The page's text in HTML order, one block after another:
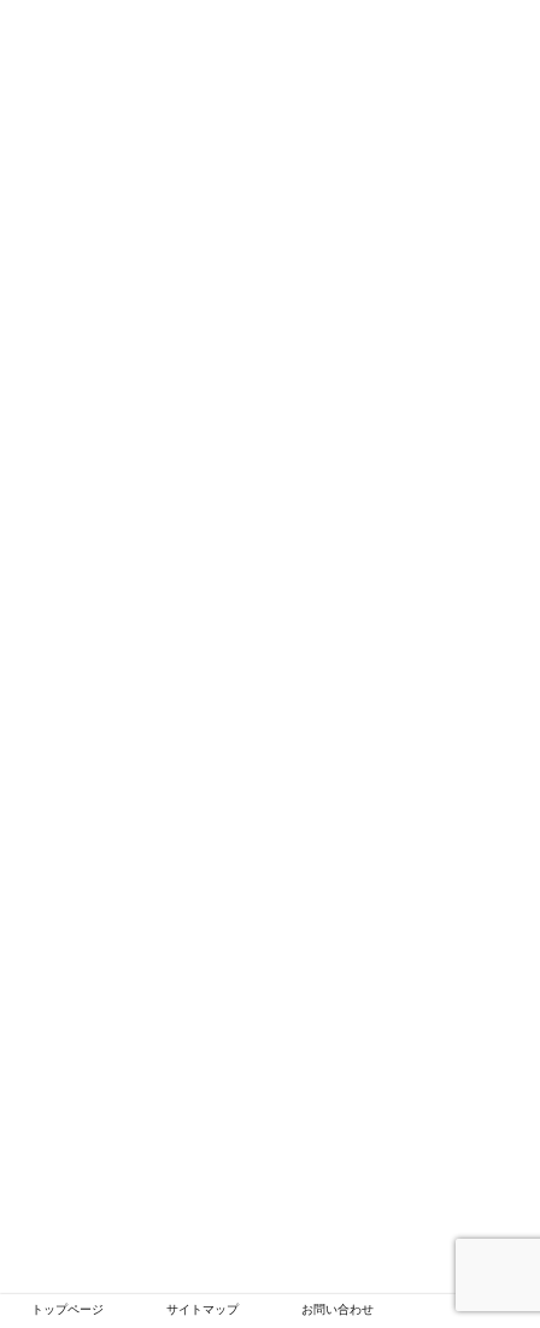
トップページ サイトマップ お問い合わせ